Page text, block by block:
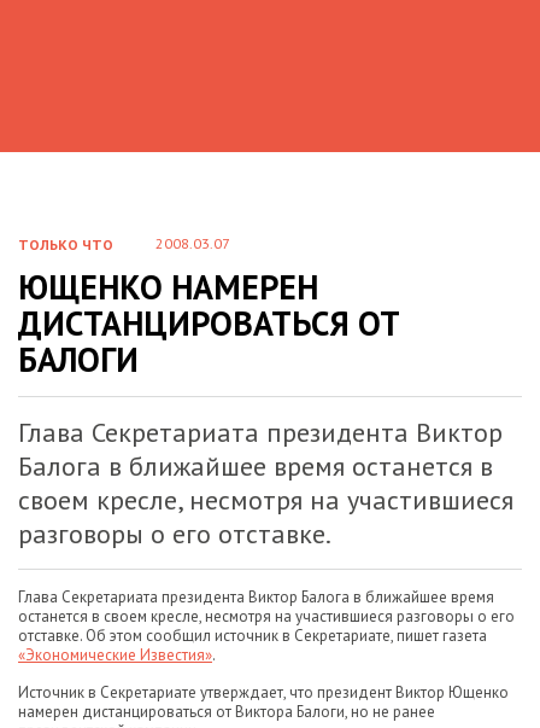
ТОЛЬКО ЧТО 2008.03.07
ЮЩЕНКО НАМЕРЕН
ДИСТАНЦИРОВАТЬСЯ ОТ
БАЛОГИ
Глава Секретариата президента Виктор
Балога в ближайшее время останется в
своем кресле, несмотря на участившиеся
разговоры о его отставке.
Глава Секретариата президента Виктор Балога в ближайшее время
останется в своем кресле, несмотря на участившиеся разговоры о его
отставке. Об этом сообщил источник в Секретариате, пишет газета
«Экономические Известия».
Источник в Секретариате утверждает, что президент Виктор Ющенко
намерен дистанцироваться от Виктора Балоги, но не ранее